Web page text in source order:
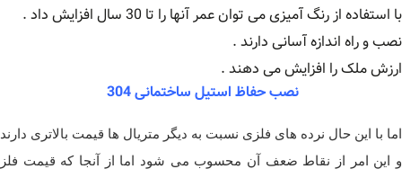
با استفاده از رنگ آمیزی می توان عمر آنها را تا 30 سال افزایش داد .
نصب و راه اندازه آسانی دارند .
ارزش ملک را افزایش می دهند .
نصب حفاظ استیل ساختمانی 304
اما با این حال نرده های فلزی نسبت به دیگر متریال ها قیمت بالاتری دارند
و این امر از نقاط ضعف آن محسوب می شود اما از آنجا که قیمت فلز